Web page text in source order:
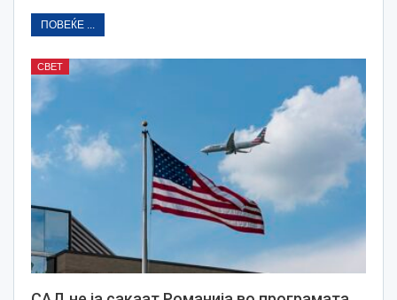
ПОВЕЌЕ ...
СВЕТ